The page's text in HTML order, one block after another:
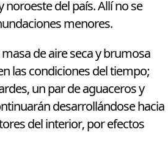
noroeste del país. Allí no se
menores.
de aire seca y brumosa
las condiciones del tiempo;
un par de aguaceros y
desarrollándose hacia
del interior, por efectos